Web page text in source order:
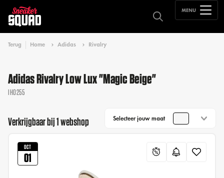
MENU
Terug Home Adidas Rivalry
Adidas Rivalry Low Lux "Magic Beige"
IH0255
Verkrijgbaar bij 1 webshop Selecteer jouw maat
OCT
01